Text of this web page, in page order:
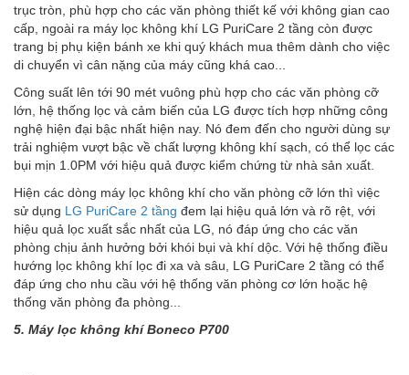
trục tròn, phù hợp cho các văn phòng thiết kế với không gian cao
cấp, ngoài ra máy lọc không khí LG PuriCare 2 tầng còn được
trang bị phụ kiện bánh xe khi quý khách mua thêm dành cho việc
di chuyển vì cân nặng của máy cũng khá cao...
Công suất lên tới 90 mét vuông phù hợp cho các văn phòng cỡ
lớn, hệ thống lọc và cảm biến của LG được tích hợp những công
nghệ hiện đại bậc nhất hiện nay. Nó đem đến cho người dùng sự
trải nghiệm vượt bậc về chất lượng không khí sạch, có thể lọc các
bụi mịn 1.0PM với hiệu quả được kiểm chứng từ nhà sản xuất.
Hiện các dòng máy lọc không khí cho văn phòng cỡ lớn thì việc
sử dụng LG PuriCare 2 tầng đem lại hiệu quả lớn và rõ rệt, với
hiệu quả lọc xuất sắc nhất của LG, nó đáp ứng cho các văn
phòng chịu ảnh hưởng bởi khói bụi và khí dộc. Với hệ thống điều
hướng lọc không khí lọc đi xa và sâu, LG PuriCare 2 tầng có thể
đáp ứng cho nhu cầu với hệ thống văn phòng cơ lớn hoặc hệ
thống văn phòng đa phòng...
5. Máy lọc không khí Boneco P700